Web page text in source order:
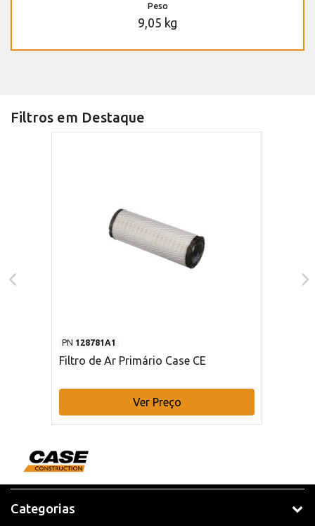
Peso
9,05 kg
Filtros em Destaque
PN 128781A1
Filtro de Ar Primário Case CE
Ver Preço
Categorias